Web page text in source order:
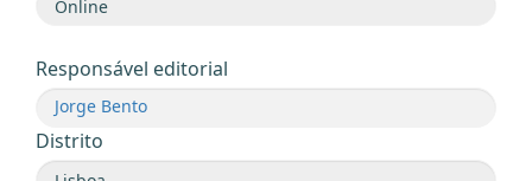
Responsável editorial
Jorge Bento
Distrito